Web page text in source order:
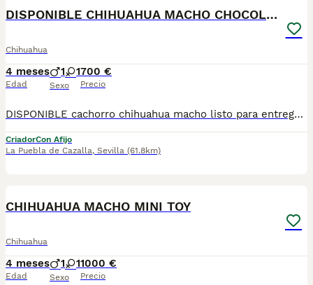
DISPONIBLE CHIHUAHUA MACHO CHOCOLATE
Chihuahua
4 meses
Edad
1 1
Sexo
700 €
Precio
DISPONIBLE cachorro chihuahua macho listo para entregarla miniatura toy tamaño muy pequeño . FOTOS REALES. Tiene muy buen carácter criado en entorno familiar cariñosos y muy jugueton ideal para compañías se entrega revisado por nuestro veterinario desparacitado con dos vacunas. enseñado hacer sus necesidades en empapadera se envia a todas españa más información por WhatsApp o llamadas 602212186 saludo
CriadorCon Afijo
La Puebla de Cazalla, Sevilla (61.8km)
CHIHUAHUA MACHO MINI TOY
Chihuahua
4 meses
Edad
1 1
Sexo
1000 €
Precio